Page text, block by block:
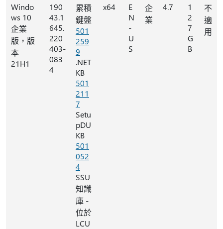
Windo
ws 10
企業
版，版
本
21H1
190
43.1
645.
220
403-
083
4
累積
鍵盤
501
259
9
.NET
KB
501
211
7
Setu
pDU
KB
501
052
4
SSU
知識
庫 -
位於
LCU
x64
E
N
-
U
S
企
業
4.7
1
2
7
G
B
不
適
用